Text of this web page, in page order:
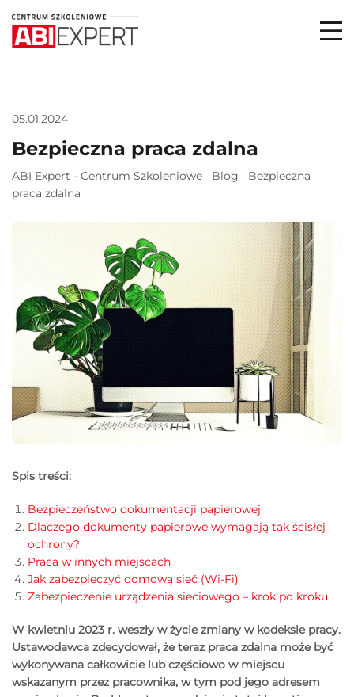
05.01.2024
Bezpieczna praca zdalna
ABI Expert - Centrum Szkoleniowe Blog
Bezpieczna
praca zdalna
Spis treści:
Bezpieczeństwo dokumentacji papierowej
Dlaczego dokumenty papierowe wymagają tak ścisłej
ochrony?
Praca w innych miejscach
Jak zabezpieczyć domową sieć (Wi-Fi)
Zabezpieczenie urządzenia sieciowego – krok po kroku
W kwietniu 2023 r. weszły w życie zmiany w kodeksie pracy.
Ustawodawca zdecydował, że teraz praca zdalna może być
wykonywana całkowicie lub częściowo w miejscu
wskazanym przez pracownika, w tym pod jego adresem